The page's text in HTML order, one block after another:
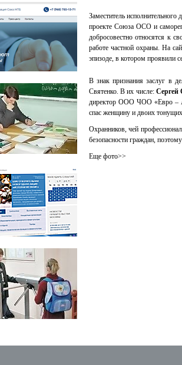
Заместитель
проекте Союза ОСО и
добросовестно относятся к
работе частной охраны. На
эпизоде, в котором проявили
В знак признания заслуг в
Святенко. В их числе:
директор ООО ЧОО «Евро –
спас женщину и двоих тонущих
Охранников, чей
безопасности граждан,
Еще фото>>
ДЕЯТЕЛЬНОСТЬ
Нормативно-правовое
сопровождение
Организация обучения
кадров
Техническое оснащение
объектов охраны